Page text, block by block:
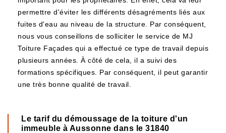
permettre d'éviter les différents désagréments liés aux
fuites d'eau au niveau de la structure. Par conséquent,
nous vous conseillons de solliciter le service de MJ
Toiture Façades qui a effectué ce type de travail depuis
plusieurs années. À côté de cela, il a suivi des
formations spécifiques. Par conséquent, il peut garantir
une très bonne qualité de travail.
Le tarif du démoussage de la toiture d'un
immeuble à Aussonne dans le 31840